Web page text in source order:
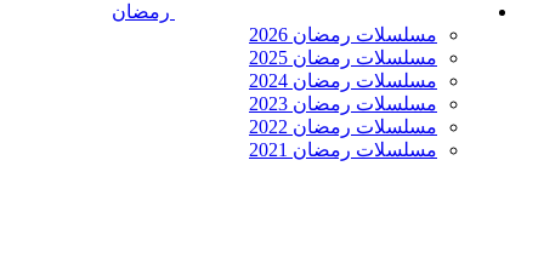
رمضان
مسلسلات رمضان 2026
مسلسلات رمضان 2025
مسلسلات رمضان 2024
مسلسلات رمضان 2023
مسلسلات رمضان 2022
مسلسلات رمضان 2021